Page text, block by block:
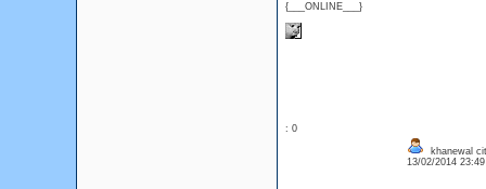
{___ONLINE___}
: 0
khanewal
13/02/2014